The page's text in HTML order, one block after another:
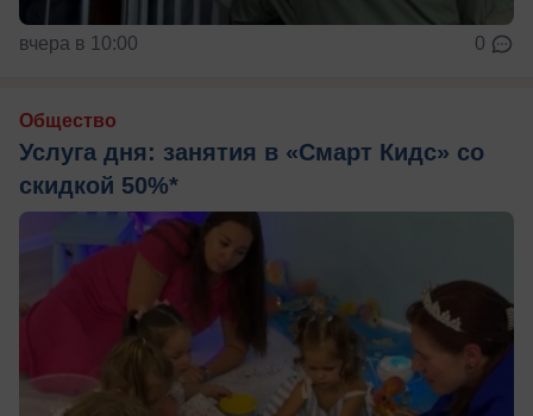
вчера в 10:00 0
Общество
Услуга дня: занятия в «Смарт Кидс» со
скидкой 50%*